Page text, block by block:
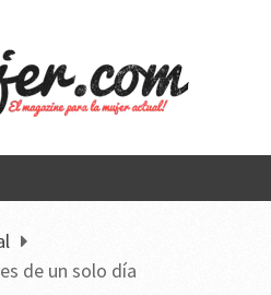
de un solo día